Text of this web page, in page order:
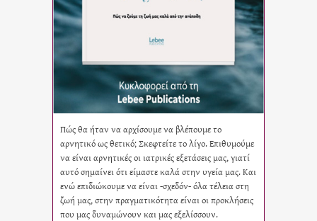
Πώς θα ήταν να αρχίσουμε να βλέπουμε το
αρνητικό ως θετικό; Σκεφτείτε το λίγο. Επιθυμούμε
να είναι αρνητικές οι ιατρικές εξετάσεις μας, γιατί
αυτό σημαίνει ότι είμαστε καλά στην υγεία μας. Και
ενώ επιδιώκουμε να είναι -σχεδόν- όλα τέλεια στη
ζωή μας, στην πραγματικότητα είναι οι προκλήσεις
που μας δυναμώνουν και μας εξελίσσουν.